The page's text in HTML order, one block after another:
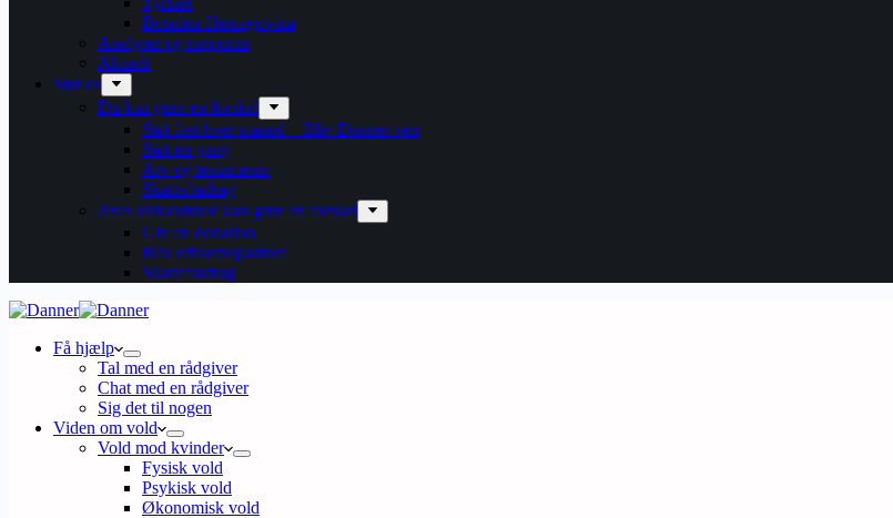
Bosnien-Hercegovina
Analyser og rapporter
Aktuelt
Støt os
Du kan gøre en forskel
Støt fast hver måned – Bliv Danner ven
Støt én gang
Arv og testamente
Skattefradrag
Jeres virksomhed kan gøre en forskel
Giv en donation
Bliv erhvervspartner
Skattefradrag
Få hjælp
Tal med en rådgiver
Chat med en rådgiver
Sig det til nogen
Viden om vold
Vold mod kvinder
Fysisk vold
Psykisk vold
Økonomisk vold